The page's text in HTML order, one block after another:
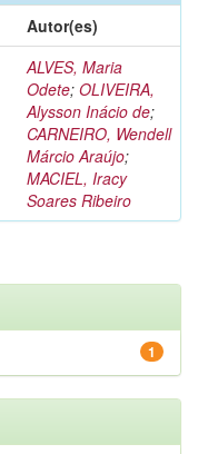
Autor(es)
ALVES, Maria
Odete; OLIVEIRA,
Alysson Inácio de;
CARNEIRO, Wendell
Márcio Araújo;
MACIEL, Iracy
Soares Ribeiro
1